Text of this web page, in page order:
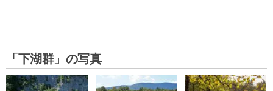
「下湖群」の写真